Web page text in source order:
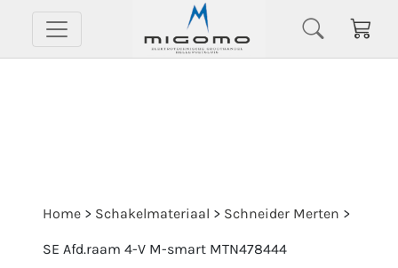
Home > Schakelmateriaal > Schneider Merten >
SE Afd.raam 4-V M-smart MTN478444